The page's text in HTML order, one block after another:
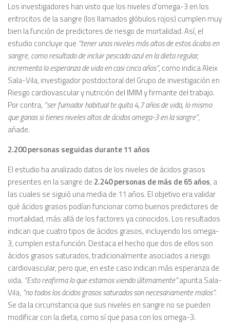
Los investigadores han visto que los niveles d’omega-3 en los
eritrocitos de la sangre (los llamados glóbulos rojos) cumplen muy
bien la función de predictores de riesgo de mortalidad. Así, el
estudio concluye que “tener unos niveles más altos de estos ácidos en
sangre, como resultado de incluir pescado azul en la dieta regular,
incrementa la esperanza de vida en casi cinco años”, como indica Aleix
Sala-Vila, investigador postdoctoral del Grupo de investigación en
Riesgo cardiovascular y nutrición del IMIM y firmante del trabajo.
Por contra, “ser fumador habitual te quita 4,7 años de vida, lo mismo
que ganas si tienes niveles altos de ácidos omega-3 en la sangre”,
añade.
2.200 personas seguidas durante 11 años
El estudio ha analizado datos de los niveles de ácidos grasos
presentes en la sangre de 2.240 personas de más de 65 años, a
las cuales se siguió una media de 11 años. El objetivo era validar
qué ácidos grasos podían funcionar como buenos predictores de
mortalidad, más allá de los factores ya conocidos. Los resultados
indican que cuatro tipos de ácidos grasos, incluyendo los omega-
3, cumplen esta función. Destaca el hecho que dos de ellos son
ácidos grasos saturados, tradicionalmente asociados a riesgo
cardiovascular, pero que, en este caso indican más esperanza de
vida. “Esto reafirma lo que estamos viendo últimamente”apunta Sala-
Vila, “no todos los ácidos grasos saturados son necesariamente malos”.
Se da la circunstancia que sus niveles en sangre no se pueden
modificar con la dieta, como sí que pasa con los omega-3.